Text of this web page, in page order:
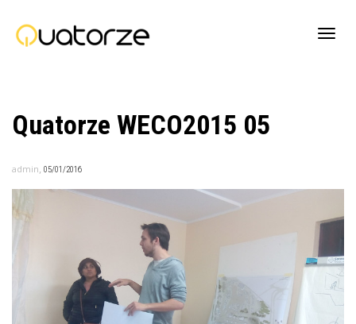
Quatorze WECO2015 05
admin, 05/01/2016